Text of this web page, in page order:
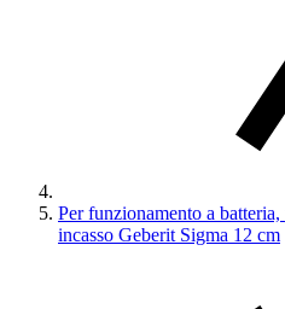
Per funzionamento a
incasso Geberit Sigma 12 cm